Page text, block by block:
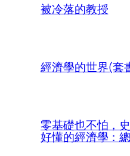
被冷落的教授
經濟學的世界(套
零基礎也不怕，
好懂的經濟學：